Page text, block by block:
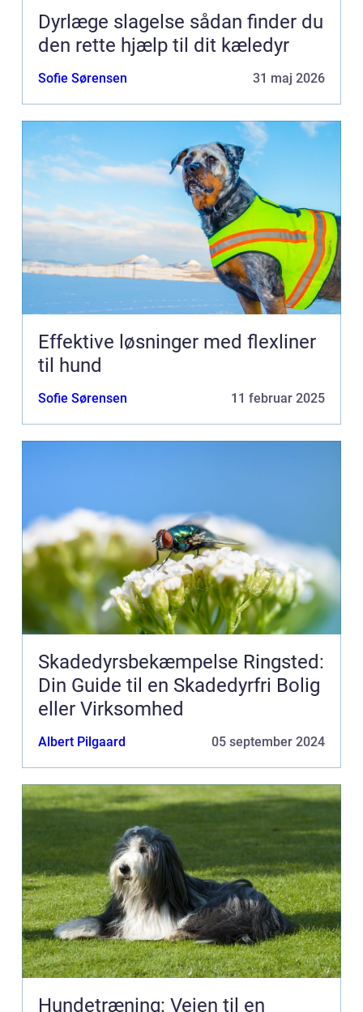
Dyrlæge slagelse sådan finder du
den rette hjælp til dit kæledyr
Sofie Sørensen 31 maj 2026
Effektive løsninger med flexliner
til hund
Sofie Sørensen 11 februar 2025
Skadedyrsbekæmpelse Ringsted:
Din Guide til en Skadedyrfri Bolig
eller Virksomhed
Albert Pilgaard 05 september 2024
Hundetræning: Vejen til en